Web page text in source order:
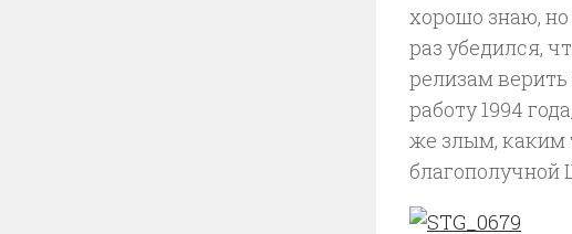
хорошо знаю,
раз убедился,
релизам
работу 1994
же злым, каким